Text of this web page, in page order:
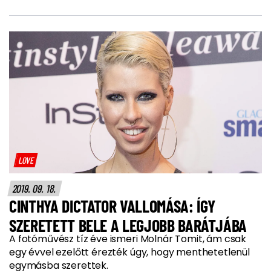
LOVE
2019. 09. 18.
CINTHYA DICTATOR VALLOMÁSA: ÍGY
SZERETETT BELE A LEGJOBB BARÁTJÁBA
A fotóművész tíz éve ismeri Molnár Tomit, ám csak
egy évvel ezelőtt érezték úgy, hogy menthetetlenül
egymásba szerettek.